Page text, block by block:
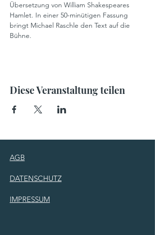
Übersetzung von William Shakespeares
Hamlet. In einer 50-minütigen Fassung
bringt Michael Raschle den Text auf die
Bühne.
Diese Veranstaltung teilen
AGB
DATENSCHUTZ
IMPRESSUM